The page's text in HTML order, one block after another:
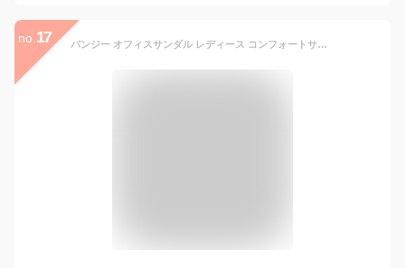
no. 17 パンジー オフィスサンダル レディース コンフォートサンダル サンダル 黒 疲れない 疲れにくい 厚底 軽量 バックバンド ストラップ おしゃれ Pansy 5317 5319 送料無料